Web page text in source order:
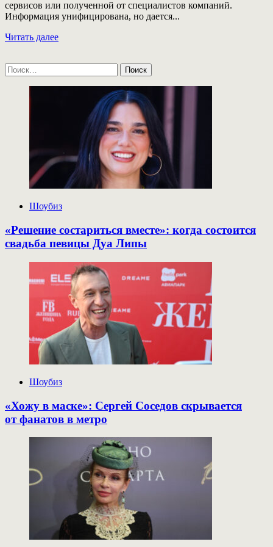
сервисов или полученной от специалистов компаний.
Информация унифицирована, но дается...
Читать далееПрочитать
неделю:
лидируют
Kizaru,
Icegergert,
Ay
Yola,
Macan
и
Найти:
Шоубиз
«Решение состариться вместе»: когда состоится
свадьба певицы Дуа Липы
Шоубиз
«Хожу в маске»: Сергей Соседов скрывается
от фанатов в метро